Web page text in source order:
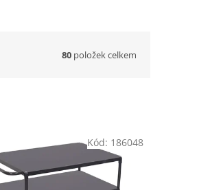
80 položek celkem
Kód: 186048